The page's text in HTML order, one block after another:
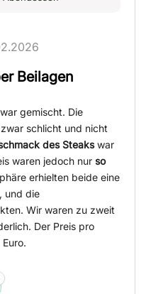
Beilagen
gemischt. Die
schlicht und nicht
des Steakswar
waren jedoch nur so
erhielten beide eine
und die
Wir waren zu zweit
Der Preis pro